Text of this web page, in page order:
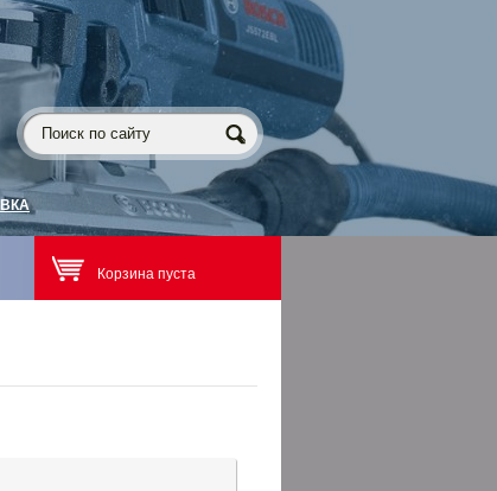
Корзина пуста